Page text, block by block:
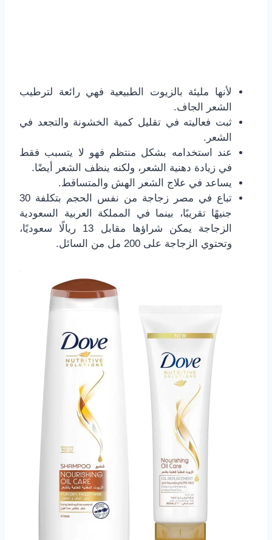
لأنها مليئة بالزيوت الطبيعية فهي رائعة لترطيب
الشعر الجاف.
ثبت فعاليته في تقليل كمية الخشونة والتجعد في
الشعر.
عند استخدامه بشكل منتظم فهو لا يتسبب فقط
في زيادة دهنية الشعر، ولكنه ينظف الشعر أيضًا.
يساعد في علاج الشعر الهش والمتساقط.
تباع في مصر زجاجة من نفس الحجم بتكلفة 30
جنيهًا تقريبًا، بينما في المملكة العربية السعودية
الزجاجة يمكن شراؤها مقابل 13 ريالًا سعوديًا،
وتحتوي الزجاجة على 200 مل من السائل.